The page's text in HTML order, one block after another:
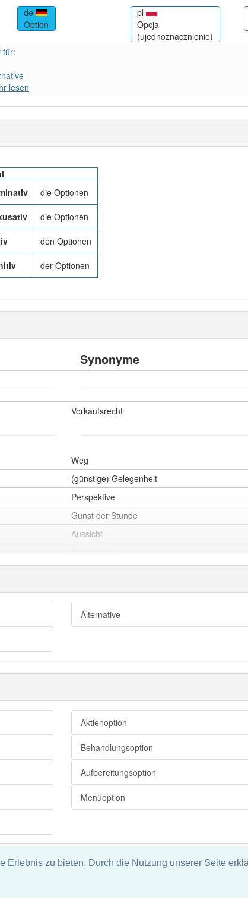
zu bieten. Durch die Nutzung unserer Seite
Wörter mit
den Artikel korrekt erraten.
de
Option
pl
Opcja
(ujednoznacznienie)
für:
lesen
die Optionen
die Optionen
den Optionen
der Optionen
Synonyme
Vorkaufsrecht
Weg
(günstige) Gelegenheit
Perspektive
Gunst der Stunde
Aussicht
Möglichkeit
Plan B
Auswahlmöglichkeit
Einstellung
Einstellwert
Auswahlantwort
Lösung
Alternative
Aktienoption
Behandlungsoption
Aufbereitungsoption
Menüoption
keine Haftung für die Richtigkeit und Vollständigkeit dieser